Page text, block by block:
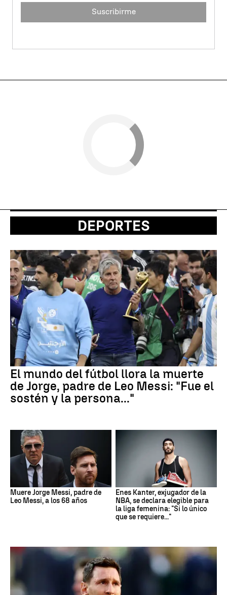
Suscribirme
DEPORTES
El mundo del fútbol llora la muerte
de Jorge, padre de Leo Messi: "Fue el
sostén y la persona..."
Muere Jorge Messi, padre de
Leo Messi, a los 68 años
Enes Kanter, exjugador de la
NBA, se declara elegible para
la liga femenina: "Si lo único
que se requiere..."